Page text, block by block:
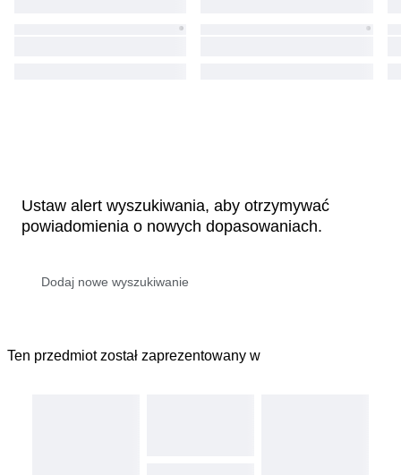
Ustaw alert wyszukiwania, aby otrzymywać
powiadomienia o nowych dopasowaniach.
Ten przedmiot został zaprezentowany w